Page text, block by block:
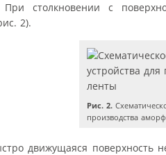
столкновении с
2).
Рис. 2.
производства
движущаяся поверхность